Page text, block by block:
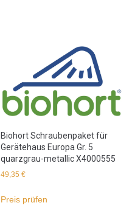
Biohort Schraubenpaket für
Gerätehaus Europa Gr. 5
quarzgrau-metallic X4000555
49,35€
Preis prüfen